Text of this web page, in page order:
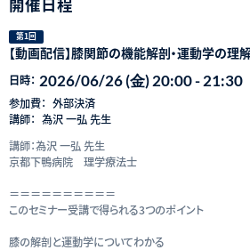
第1回
【動画配信】膝関節の機能解剖・運動学の理
日時： 2026/06/26 (金) 20:00 - 21:30
参加費： 外部決済
講師： 為沢 一弘 先生
講師：為沢 一弘 先生
京都下鴨病院 理学療法士
＝＝＝＝＝＝＝＝＝＝
このセミナー受講で得られる3つのポイント
膝の解剖と運動学についてわかる